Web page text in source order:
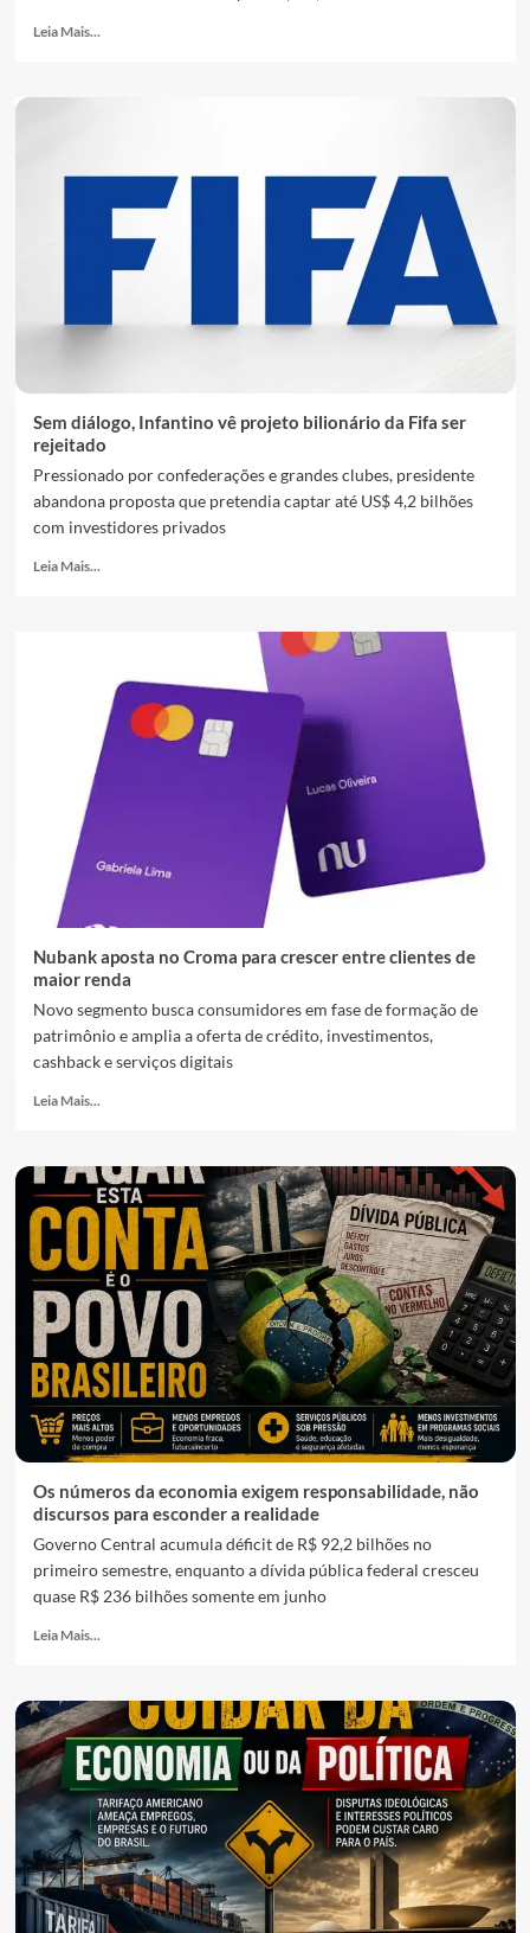
Leia Mais...
Sem diálogo, Infantino vê projeto bilionário da Fifa ser
rejeitado
Pressionado por confederações e grandes clubes, presidente
abandona proposta que pretendia captar até US$ 4,2 bilhões
com investidores privados
Leia Mais...
Nubank aposta no Croma para crescer entre clientes de
maior renda
Novo segmento busca consumidores em fase de formação de
patrimônio e amplia a oferta de crédito, investimentos,
cashback e serviços digitais
Leia Mais...
Os números da economia exigem responsabilidade, não
discursos para esconder a realidade
Governo Central acumula déficit de R$ 92,2 bilhões no
primeiro semestre, enquanto a dívida pública federal cresceu
quase R$ 236 bilhões somente em junho
Leia Mais...